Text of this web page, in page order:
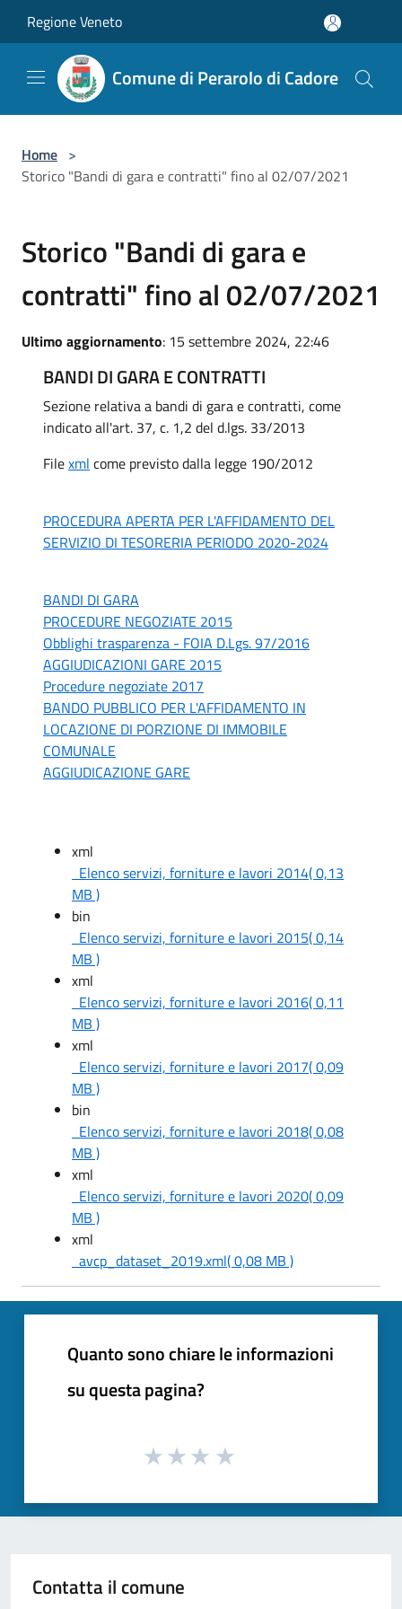
Regione Veneto
Comune di Perarolo di Cadore
Home >
Storico "Bandi di gara e contratti" fino al 02/07/2021
Storico "Bandi di gara e
contratti" fino al 02/07/2021
Ultimo aggiornamento: 15 settembre 2024, 22:46
BANDI DI GARA E CONTRATTI
Sezione relativa a bandi di gara e contratti, come
indicato all'art. 37, c. 1,2 del d.lgs. 33/2013
Filexml come previsto dalla legge 190/2012
PROCEDURA APERTA PER L'AFFIDAMENTO DEL
SERVIZIO DI TESORERIA PERIODO 2020-2024
BANDI DI GARA
PROCEDURE NEGOZIATE 2015
Obblighi trasparenza - FOIA D.Lgs. 97/2016
AGGIUDICAZIONI GARE 2015
Procedure negoziate 2017
BANDO PUBBLICO PER L'AFFIDAMENTO IN
LOCAZIONE DI PORZIONE DI IMMOBILE
COMUNALE
AGGIUDICAZIONE GARE
xml
Elenco servizi, forniture e lavori 2014( 0,13
MB )
bin
Elenco servizi, forniture e lavori 2015( 0,14
MB )
xml
Elenco servizi, forniture e lavori 2016( 0,11
MB )
xml
Elenco servizi, forniture e lavori 2017( 0,09
MB )
bin
Elenco servizi, forniture e lavori 2018( 0,08
MB )
xml
Elenco servizi, forniture e lavori 2020( 0,09
MB )
xml
avcp_dataset_2019.xml( 0,08 MB )
Quanto sono chiare le informazioni
su questa pagina?
Contatta il comune